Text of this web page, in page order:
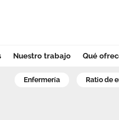
Nuestro trabajo Qué
enfermería ratio de